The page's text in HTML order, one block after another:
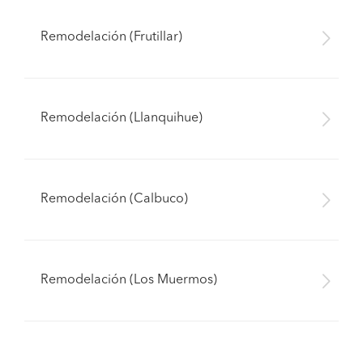
Remodelación (Frutillar)
Remodelación (Llanquihue)
Remodelación (Calbuco)
Remodelación (Los Muermos)